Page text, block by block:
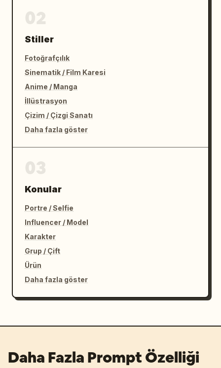
Stiller
Fotoğrafçılık
Sinematik / Film Karesi
Anime / Manga
İllüstrasyon
Çizim / Çizgi Sanatı
Daha fazla göster
Konular
Portre / Selfie
Influencer / Model
Karakter
Grup / Çift
Ürün
Daha fazla göster
Daha Fazla Prompt Özelliği